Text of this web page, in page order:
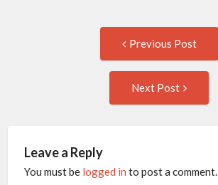
navigation
Previous Post
Next Post
Leave a Reply
You must be logged in to post a comment.